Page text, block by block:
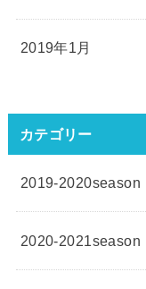
2019年1月
カテゴリー
2019-2020season
2020-2021season